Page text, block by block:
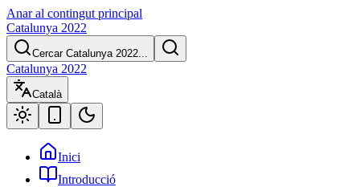
Anar al contingut principal
Catalunya 2022
Cercar Catalunya 2022...
Catalunya 2022
Català
Inici
Introducció